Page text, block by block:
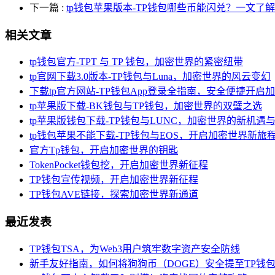
下一篇 : tp钱包苹果版本-TP钱包哪些币能闪兑？一文了解
相关文章
tp钱包官方-TPT 与 TP 钱包，加密世界的紧密纽带
tp官网下载3.0版本-TP钱包与Luna，加密世界的风云变幻
下载tp官方网站-TP钱包App登录全指南，安全便捷开启
tp苹果版下载-BK钱包与TP钱包，加密世界的双璧之选
tp苹果版钱包下载-TP钱包与LUNC，加密世界的新机遇
tp钱包苹果不能下载-TP钱包与EOS，开启加密世界新旅
官方Tp钱包，开启加密世界的钥匙
TokenPocket钱包挖，开启加密世界新征程
TP钱包宣传视频，开启加密世界新征程
TP钱包AVE链接，探索加密世界新通道
最近发表
TP钱包TSA，为Web3用户筑牢数字资产安全防线
新手友好指南，如何将狗狗币（DOGE）安全提至TP钱包